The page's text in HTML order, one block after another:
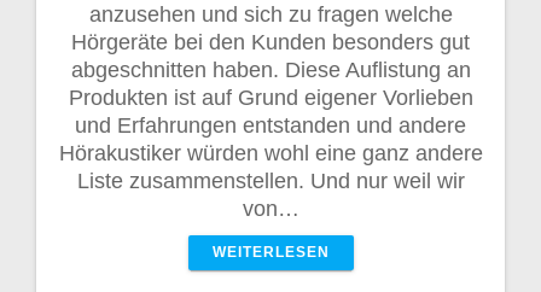
anzusehen und sich zu fragen welche
Hörgeräte bei den Kunden besonders gut
abgeschnitten haben. Diese Auflistung an
Produkten ist auf Grund eigener Vorlieben
und Erfahrungen entstanden und andere
Hörakustiker würden wohl eine ganz andere
Liste zusammenstellen. Und nur weil wir
von…
WEITERLESEN